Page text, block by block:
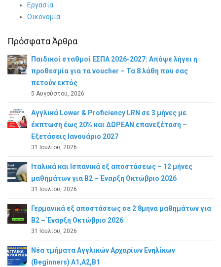
Εργασία
Οικονομία
Πρόσφατα Άρθρα
Παιδικοί σταθμοί ΕΣΠΑ 2026-2027: Απόψε λήγει η
προθεσμία για τα voucher – Τα 8 λάθη που σας
πετούν εκτός
5 Αυγούστου, 2026
Αγγλικά Lower & Proficiency LRN σε 3 μήνες με
έκπτωση έως 20% και ΔΩΡΕΑΝ επανεξέταση –
Εξετάσεις Ιανουάριο 2027
31 Ιουλίου, 2026
Ιταλικά και Ισπανικά εξ αποστάσεως – 12 μήνες
μαθημάτων για B2 – Έναρξη Οκτώβριο 2026
31 Ιουλίου, 2026
Γερμανικά εξ αποστάσεως σε 2 8μηνα μαθημάτων για
Β2 – Έναρξη Οκτώβριο 2026
31 Ιουλίου, 2026
Νέα τμήματα Αγγλικών Αρχαρίων Ενηλίκων
(Beginners) A1,A2,B1